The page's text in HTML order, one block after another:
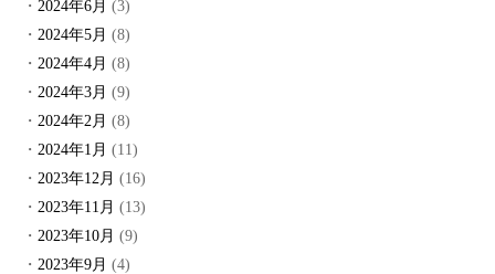
2024年6月 (3)
2024年5月 (8)
2024年4月 (8)
2024年3月 (9)
2024年2月 (8)
2024年1月 (11)
2023年12月 (16)
2023年11月 (13)
2023年10月 (9)
2023年9月 (4)